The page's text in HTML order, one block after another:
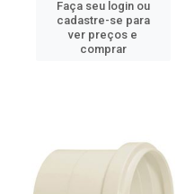
Faça seu login ou
cadastre-se para
ver preços e
comprar